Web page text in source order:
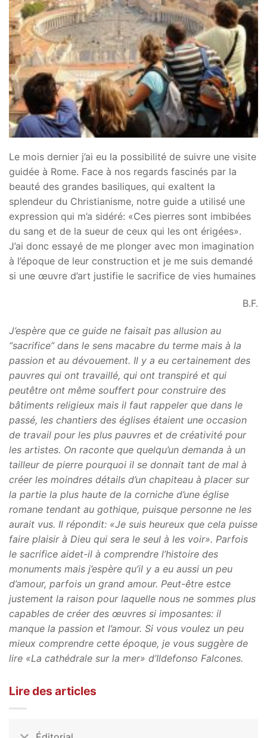
Le mois dernier j’ai eu la possibilité de suivre une visite
guidée à Rome. Face à nos regards fascinés par la
beauté des grandes basiliques, qui exaltent la
splendeur du Christianisme, notre guide a utilisé une
expression qui m’a sidéré: «Ces pierres sont imbibées
du sang et de la sueur de ceux qui les ont érigées».
J’ai donc essayé de me plonger avec mon imagination
à l’époque de leur construction et je me suis demandé
si une œuvre d’art justifie le sacrifice de vies humaines
B.F.
J’espère que ce guide ne faisait pas allusion au
“sacrifice” dans le sens macabre du terme mais à la
passion et au dévouement. Il y a eu certainement des
pauvres qui ont travaillé, qui ont transpiré et qui
peutêtre ont même souffert pour construire des
bâtiments religieux mais il faut rappeler que dans le
passé, les chantiers des églises étaient une occasion
de travail pour les plus pauvres et de créativité pour
les artistes. On raconte que quelqu’un demanda à un
tailleur de pierre pourquoi il se donnait tant de mal à
créer les moindres détails d’un chapiteau à placer sur
la partie la plus haute de la corniche d’une église
romane tendant au gothique, puisque personne ne les
aurait vus. Il répondit: «Je suis heureux que cela puisse
faire plaisir à Dieu qui sera le seul à les voir». Parfois
le sacrifice aidet-il à comprendre l’histoire des
monuments mais j’espère qu’il y a eu aussi un peu
d’amour, parfois un grand amour. Peut-être estce
justement la raison pour laquelle nous ne sommes plus
capables de créer des œuvres si imposantes: il
manque la passion et l’amour. Si vous voulez un peu
mieux comprendre cette époque, je vous suggère de
lire «La cathédrale sur la mer» d’Ildefonso Falcones.
Lire des articles